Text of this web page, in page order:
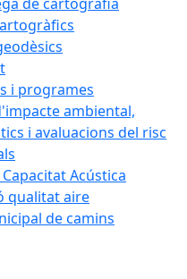
i programes
ambiental,
i avaluacions del risc
Acústica
qualitat aire
de camins